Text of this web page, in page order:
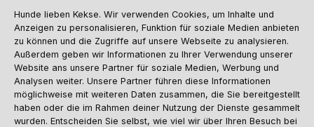
Oder über unserKontaktformular.
Vertrag widerrufen
Kundenservice
Informationen
Hunde lieben Kekse. Wir verwenden Cookies, um Inhalte und
Anzeigen zu personalisieren, Funktion für soziale Medien anbieten
zu können und die Zugriffe auf unsere Webseite zu analysieren.
Außerdem geben wir Informationen zu Ihrer Verwendung unserer
Website ans unsere Partner für soziale Medien, Werbung und
Analysen weiter. Unsere Partner führen diese Informationen
möglichweise mit weiteren Daten zusammen, die Sie bereitgestellt
haben oder die im Rahmen deiner Nutzung der Dienste gesammelt
wurden. Entscheiden Sie selbst, wie viel wir über Ihren Besuch bei